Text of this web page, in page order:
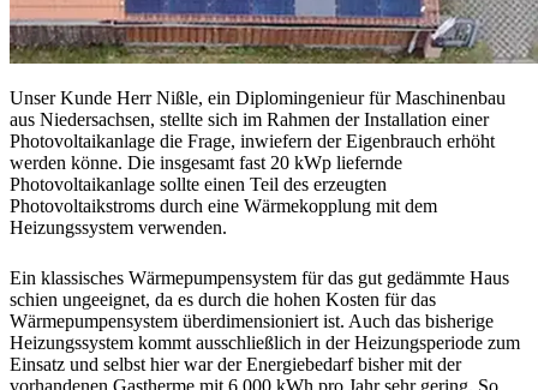
Unser Kunde Herr Nißle, ein Diplomingenieur für Maschinenbau
aus Niedersachsen, stellte sich im Rahmen der Installation einer
Photovoltaikanlage die Frage, inwiefern der Eigenbrauch erhöht
werden könne. Die insgesamt fast 20 kWp liefernde
Photovoltaikanlage sollte einen Teil des erzeugten
Photovoltaikstroms durch eine Wärmekopplung mit dem
Heizungssystem verwenden.
Ein klassisches Wärmepumpensystem für das gut gedämmte Haus
schien ungeeignet, da es durch die hohen Kosten für das
Wärmepumpensystem überdimensioniert ist. Auch das bisherige
Heizungssystem kommt ausschließlich in der Heizungsperiode zum
Einsatz und selbst hier war der Energiebedarf bisher mit der
vorhandenen Gastherme mit 6.000 kWh pro Jahr sehr gering. So